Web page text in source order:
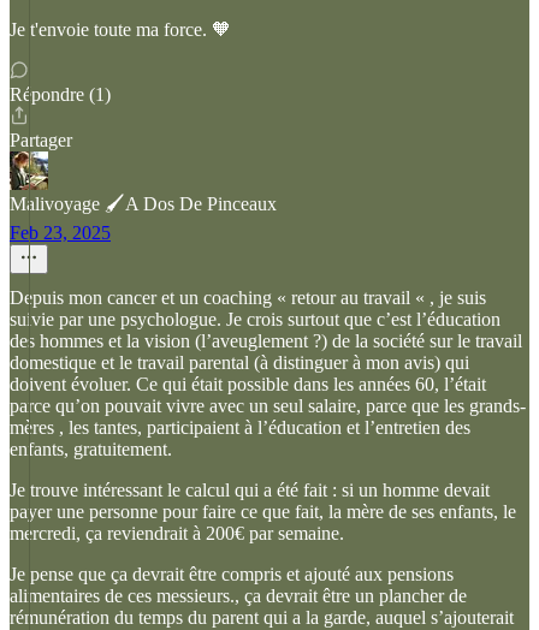
Je t'envoie toute ma force. 🧡
Répondre (1)
Partager
Malivoyage 🖌️A Dos De Pinceaux
Feb 23, 2025
Depuis mon cancer et un coaching « retour au travail « , je suis
suivie par une psychologue. Je crois surtout que c’est l’éducation
des hommes et la vision (l’aveuglement ?) de la société sur le travail
domestique et le travail parental (à distinguer à mon avis) qui
doivent évoluer. Ce qui était possible dans les années 60, l’était
parce qu’on pouvait vivre avec un seul salaire, parce que les grands-
mères , les tantes, participaient à l’éducation et l’entretien des
enfants, gratuitement.
Je trouve intéressant le calcul qui a été fait : si un homme devait
payer une personne pour faire ce que fait, la mère de ses enfants, le
mercredi, ça reviendrait à 200€ par semaine.
Je pense que ça devrait être compris et ajouté aux pensions
alimentaires de ces messieurs., ça devrait être un plancher de
rémunération du temps du parent qui a la garde, auquel s’ajouterait